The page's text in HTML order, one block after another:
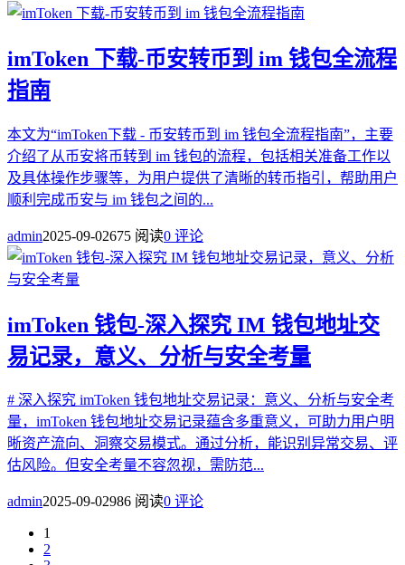
imToken 下载-币安转币到 im 钱包全流程
指南
本文为“imToken下载 - 币安转币到 im 钱包全流程指南”，主要
介绍了从币安将币转到 im 钱包的流程，包括相关准备工作以
及具体操作步骤等，为用户提供了清晰的转币指引，帮助用户
顺利完成币安与 im 钱包之间的...
admin2025-09-02675 阅读0 评论
imToken 钱包-深入探究 IM 钱包地址交
易记录，意义、分析与安全考量
# 深入探究 imToken 钱包地址交易记录：意义、分析与安全考
量，imToken 钱包地址交易记录蕴含多重意义，可助力用户明
晰资产流向、洞察交易模式。通过分析，能识别异常交易、评
估风险。但安全考量不容忽视，需防范...
admin2025-09-02986 阅读0 评论
1
2